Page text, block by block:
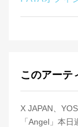
このアーテ
X JAPAN、
「Angel」本